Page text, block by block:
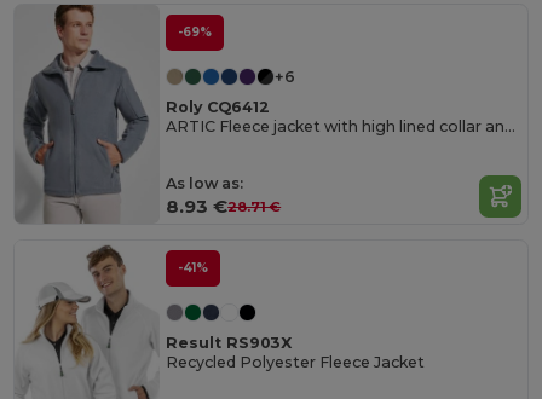
-69%
+6
Roly CQ6412
ARTIC Fleece jacket with high lined collar and matching reinforced covered seams
As low as:
8.93 €28.71 €
-41%
Result RS903X
Recycled Polyester Fleece Jacket